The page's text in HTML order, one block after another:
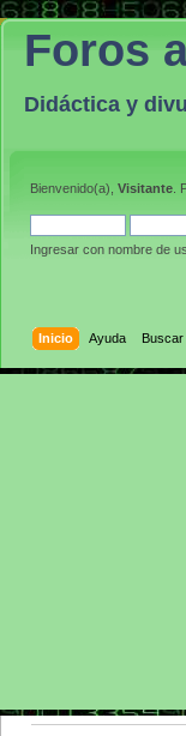
Foros
Didáctica y
Bienvenido(a), Visitante .
Ingresar con nombre de
Inicio Ayuda Buscar